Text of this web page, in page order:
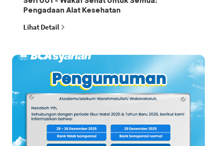
Pengadaan Alat Kesehatan
Lihat Detail